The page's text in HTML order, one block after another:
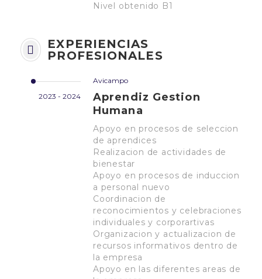
Nivel obtenido B1
EXPERIENCIAS
PROFESIONALES
2023 - 2024
Avicampo
Aprendiz Gestion
Humana
Apoyo en procesos de seleccion
de aprendices
Realizacion de actividades de
bienestar
Apoyo en procesos de induccion
a personal nuevo
Coordinacion de
reconocimientos y celebraciones
individuales y corporartivas
Organizacion y actualizacion de
recursos informativos dentro de
la empresa
Apoyo en las diferentes areas de